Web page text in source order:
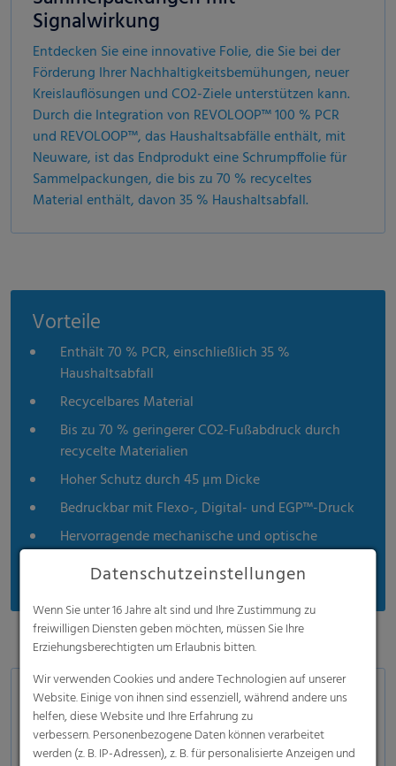
Signalwirkung
Entdecken Sie eine innovative Folie, die Sie bei der
Förderung Ihrer Nachhaltigkeitsbemühungen, neuer
Kreislauflösungen und CO2-Ziele unterstützen kann.
Durch die Integration von REVOLOOP™ 100 % PCR
und REVOLOOP™, das Haushaltsabfälle enthält, mit
Neuware, ist das Endprodukt eine Schrumpffolie für
Sammelpackungen, die bis zu 70 % recyceltes
Material enthält, davon 35 % Haushaltsabfall.
Vorteile
Enthält 70 % PCR, einschließlich 35 %
Haushaltsabfall
Recycelbares Material
Bis zu 70 % geringerer CO2-Fußabdruck durch
recycelte Materialien
Hoher Schutz durch 45 μm Dicke
Bedruckbar mit Flexo-, Digital- und EGP™-Druck
Hervorragende mechanische und optische
Anwendungsbereiche
Getränke:PET-Flaschen, Dosen, Glasflaschen
Lebensmittel und Non-Food:Blechdosen,
Datenschutzeinstellungen
Wenn Sie unter 16 Jahre alt sind und Ihre Zustimmung zu
freiwilligen Diensten geben möchten, müssen Sie Ihre
Erziehungsberechtigten um Erlaubnis bitten.
Wir verwenden Cookies und andere Technologien auf unserer
Website. Einige von ihnen sind essenziell, während andere uns
helfen, diese Website und Ihre Erfahrung zu
verbessern. Personenbezogene Daten können verarbeitet
werden (z. B. IP-Adressen), z. B. für personalisierte Anzeigen und